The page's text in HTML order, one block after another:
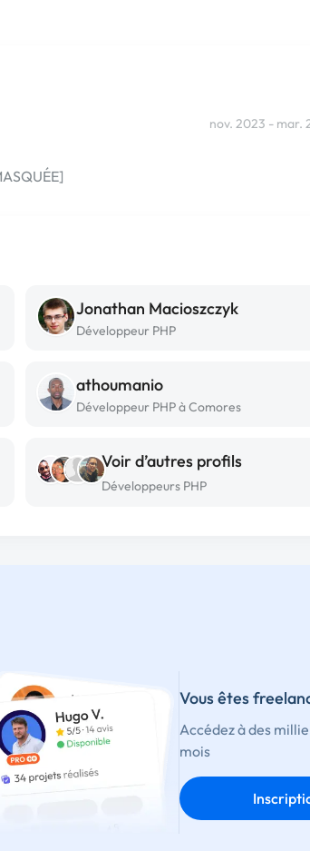
nov. 2023 - mar.
Jonathan Macioszczyk
Développeur PHP
athoumanio
Développeur PHP à Comores
Voir d’autres profils
Développeurs PHP
Vous êtes
Accédez à des
mois